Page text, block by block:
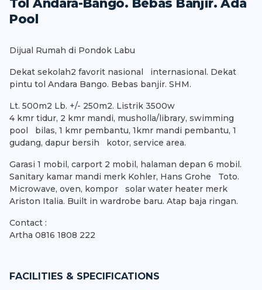
Tol Andara-Bango. Bebas Banjir. Ada
Pool
Dijual Rumah di Pondok Labu
Dekat sekolah2 favorit nasional internasional. Dekat
pintu tol Andara Bango. Bebas banjir. SHM.
Lt. 500m2 Lb. +/- 250m2. Listrik 3500w
4 kmr tidur, 2 kmr mandi, musholla/library, swimming
pool bilas, 1 kmr pembantu, 1kmr mandi pembantu, 1
gudang, dapur bersih kotor, service area.
Garasi 1 mobil, carport 2 mobil, halaman depan 6 mobil.
Sanitary kamar mandi merk Kohler, Hans Grohe Toto.
Microwave, oven, kompor solar water heater merk
Ariston Italia. Built in wardrobe baru. Atap baja ringan.
Contact :
Artha 0816 1808 222
FACILITIES & SPECIFICATIONS